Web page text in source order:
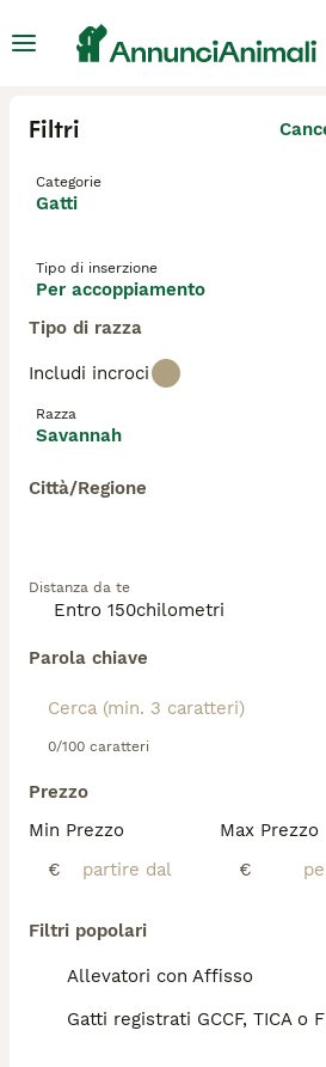
Filtri
Categorie
Gatti
Tipo di inserzione
Per accoppiamento
Tipo di razza
Includi incroci
Razza
Savannah
Città/Regione
Distanza da te
Parola chiave
0/100 caratteri
Prezzo
Min Prezzo
€
Max Prezzo
€
Filtri popolari
Allevatori con Affisso
Gatti registrati GCCF, TICA o